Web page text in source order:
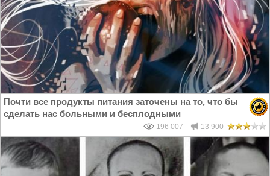
Почти все продукты питания заточены на то, что бы
сделать нас больными и бесплодными
196 007 13 900